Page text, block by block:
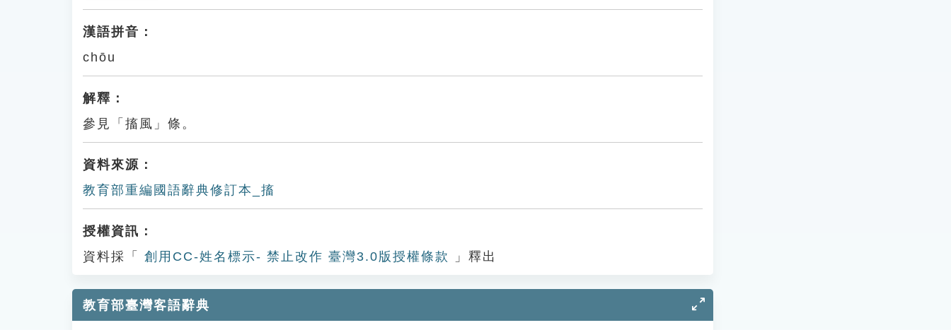
漢語拼音：
chōu
解釋：
參見「搐風」條。
資料來源：
教育部重編國語辭典修訂本_搐
授權資訊：
資料採「
創用CC-姓名標示- 禁止改作 臺灣3.0版授權條款 」釋出
教育部臺灣客語辭典